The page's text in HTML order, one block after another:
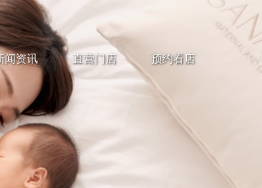
闻资讯 直营门店 预约看店